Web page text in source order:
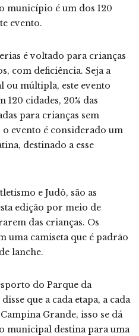
município é um dos 120
evento.
é voltado para crianças
com deficiência. Seja a
ou múltipla, este evento
cidades, 20% das
para crianças sem
evento é considerado um
destinado a esse
e Judô, são as
edição por meio de
das crianças. Os
uma camiseta que é padrão
lanche.
do Parque da
que a cada etapa, a cada
Grande, isso se dá
municipal destina para uma